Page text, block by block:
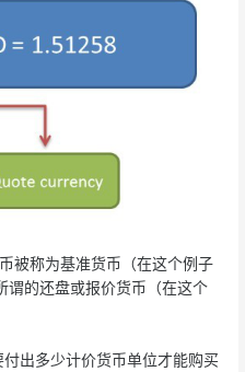
被称为基准货币（在这个例子
谓的还盘或报价货币（在这个
出多少计价货币单位才能购买